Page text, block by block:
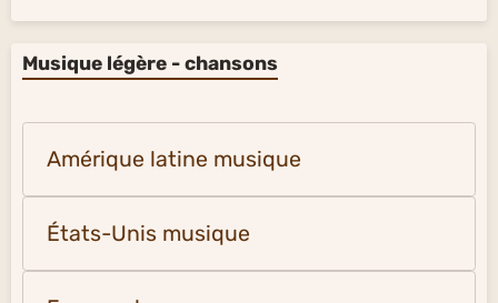
Musique légère - chansons
Amérique latine musique
États-Unis musique